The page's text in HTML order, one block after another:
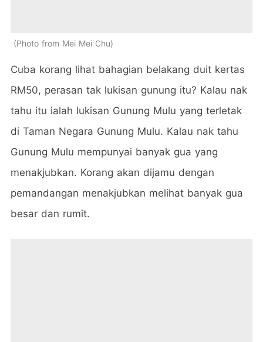
Photo from Mei Mei Chu
Cuba korang lihat bahagian belakang duit kertas
RM50, perasan tak lukisan gunung itu? Kalau nak
tahu itu ialah lukisan Gunung Mulu yang terletak
di Taman Negara Gunung Mulu. Kalau nak tahu
Gunung Mulu mempunyai banyak gua yang
menakjubkan. Korang akan dijamu dengan
pemandangan menakjubkan melihat banyak gua
besar dan rumit.